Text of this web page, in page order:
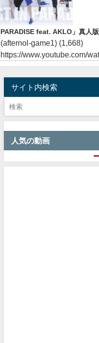
PARADISE feat. AKLO」真人
(afternol-game1) (1,668)
https://www.youtube.com/
サイト内検索
人気の動画